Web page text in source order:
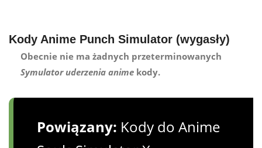
Kody Anime Punch Simulator (wygasły)
Obecnie nie ma żadnych przeterminowanych
Symulator uderzenia anime kody.
Powiązany: Kody do Anime